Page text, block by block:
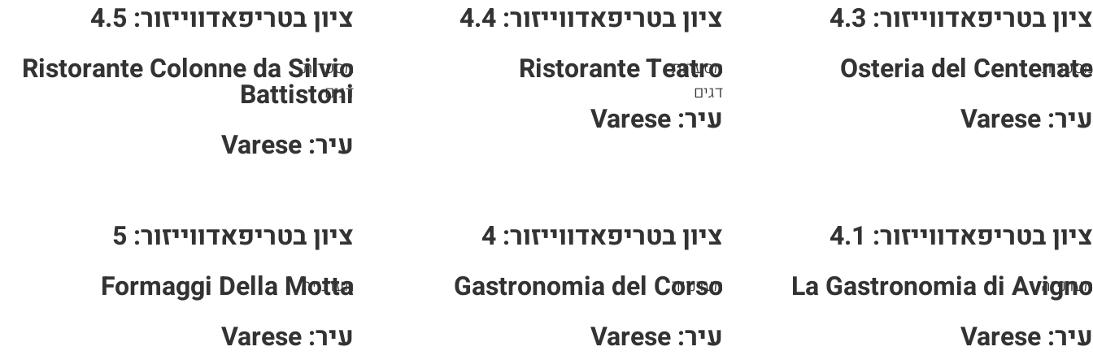
ציון בטריפאדווייזור: 4.3
מסעדות
Osteria del Centenate
עיר: Varese
ציון בטריפאדווייזור: 4.4
מסעדות
דגים
Ristorante Teatro
עיר: Varese
ציון בטריפאדווייזור: 4.5
מסעדות
דגים
Ristorante Colonne da Silvio
Battistoni
עיר: Varese
ציון בטריפאדווייזור: 4.1
מעדנייה
La Gastronomia di Avigno
עיר: Varese
ציון בטריפאדווייזור: 4
מעדנייה
Gastronomia del Corso
עיר: Varese
ציון בטריפאדווייזור: 5
מעדנייה
Formaggi Della Motta
עיר: Varese